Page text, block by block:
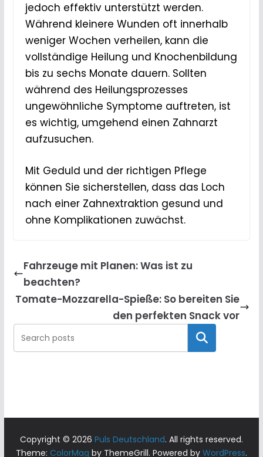
jedoch effektiv unterstützt werden.
Während kleinere Wunden oft innerhalb
weniger Wochen verheilen, kann die
vollständige Heilung und Knochenbildung
bis zu sechs Monate dauern. Sollten
während des Heilungsprozesses
ungewöhnliche Symptome auftreten, ist
es wichtig, umgehend einen Zahnarzt
aufzusuchen.
Mit Geduld und der richtigen Pflege
können Sie sicherstellen, dass das Loch
nach einer Zahnextraktion gesund und
ohne Komplikationen zuwächst.
Fahrzeuge mit Planen: Was ist zu
beachten?
Tomate-Mozzarella-Spieße: So bereiten Sie
den perfekten Snack vor
Search
Copyright © 2026 Puls Deutschland. All rights reserved.
Theme: ColorMag by ThemeGrill. Powered by WordPress.